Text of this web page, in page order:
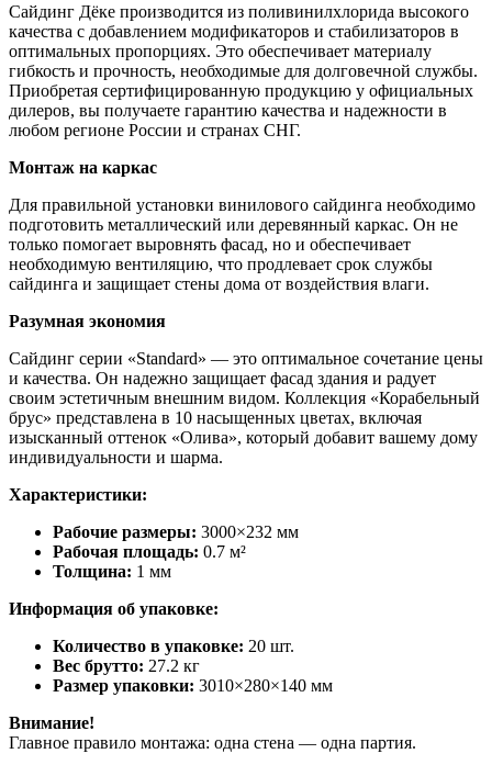
Сайдинг Дёке производится из поливинилхлорида высокого
качества с добавлением модификаторов и стабилизаторов в
оптимальных пропорциях. Это обеспечивает материалу
гибкость и прочность, необходимые для долговечной службы.
Приобретая сертифицированную продукцию у официальных
дилеров, вы получаете гарантию качества и надежности в
любом регионе России и странах СНГ.
Монтаж на каркас
Для правильной установки винилового сайдинга необходимо
подготовить металлический или деревянный каркас. Он не
только помогает выровнять фасад, но и обеспечивает
необходимую вентиляцию, что продлевает срок службы
сайдинга и защищает стены дома от воздействия влаги.
Разумная экономия
Сайдинг серии «Standard» — это оптимальное сочетание цены
и качества. Он надежно защищает фасад здания и радует
своим эстетичным внешним видом. Коллекция «Корабельный
брус» представлена в 10 насыщенных цветах, включая
изысканный оттенок «Олива», который добавит вашему дому
индивидуальности и шарма.
Характеристики:
Рабочие размеры: 3000×232 мм
Рабочая площадь: 0.7 м²
Толщина: 1 мм
Информация об упаковке:
Количество в упаковке: 20 шт.
Вес брутто: 27.2 кг
Размер упаковки: 3010×280×140 мм
Внимание!
Главное правило монтажа: одна стена — одна партия.